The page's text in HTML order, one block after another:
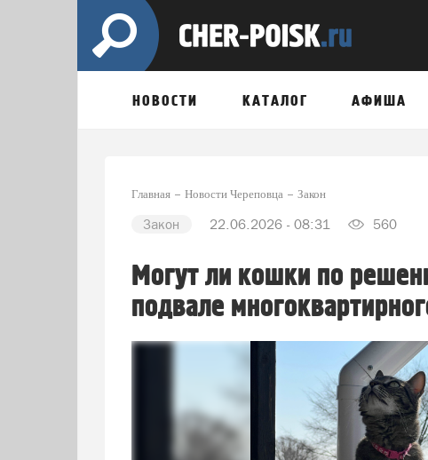
НОВОСТИ КАТАЛОГ АФИША
Главная Новости Череповца Закон
Закон 22.06.2026 - 08:31 560
Могут ли кошки по
подвале